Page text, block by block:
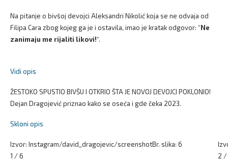
Na pitanje o bivšoj devojci Aleksandri Nikolić koja se ne odvaja od
Filipa Cara zbog kojeg ga je i ostavila, imao je kratak odgovor: “Ne
zanimaju me rijaliti likovi!“.
Vidi opis
ŽESTOKO SPUSTIO BIVŠU I OTKRIO ŠTA JE NOVOJ DEVOJCI POKLONIO!
Dejan Dragojević priznao kako se oseća i gde čeka 2023.
Skloni opis
Izvor: Instagram/david_dragojevic/screenshotBr. slika: 6
1 / 6
2 /